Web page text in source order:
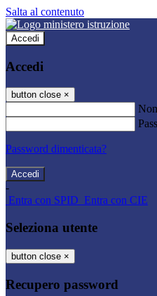
Salta al contenuto
Accedi
Accedi
button close ×
Password dimenticata?
-
Entra con SPID Entra con CIE
Seleziona utente
button close ×
Recupero password